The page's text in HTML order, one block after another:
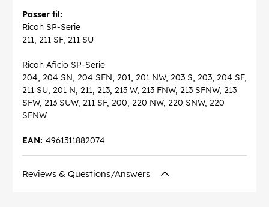
Passer til:
Ricoh SP-Serie
211, 211 SF, 211 SU
Ricoh Aficio SP-Serie
204, 204 SN, 204 SFN, 201, 201 NW, 203 S, 203, 204 SF,
211 SU, 201 N, 211, 213, 213 W, 213 FNW, 213 SFNW, 213
SFW, 213 SUW, 211 SF, 200, 220 NW, 220 SNW, 220
SFNW
4961311882074
EAN:
Reviews & Questions/Answers